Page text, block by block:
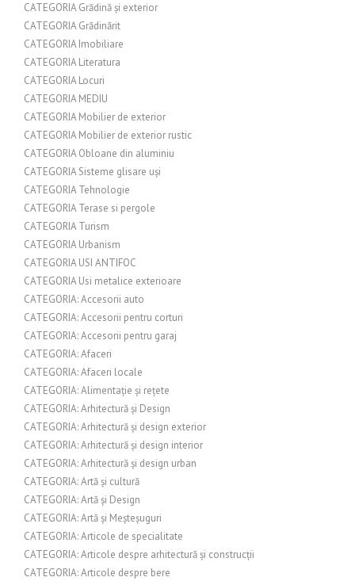
CATEGORIA Grădină și exterior
CATEGORIA Grădinărit
CATEGORIA Imobiliare
CATEGORIA Literatura
CATEGORIA Locuri
CATEGORIA MEDIU
CATEGORIA Mobilier de exterior
CATEGORIA Mobilier de exterior rustic
CATEGORIA Obloane din aluminiu
CATEGORIA Sisteme glisare uși
CATEGORIA Tehnologie
CATEGORIA Terase si pergole
CATEGORIA Turism
CATEGORIA Urbanism
CATEGORIA USI ANTIFOC
CATEGORIA Usi metalice exterioare
CATEGORIA: Accesorii auto
CATEGORIA: Accesorii pentru corturi
CATEGORIA: Accesorii pentru garaj
CATEGORIA: Afaceri
CATEGORIA: Afaceri locale
CATEGORIA: Alimentație și rețete
CATEGORIA: Arhitectură și Design
CATEGORIA: Arhitectură și design exterior
CATEGORIA: Arhitectură și design interior
CATEGORIA: Arhitectură și design urban
CATEGORIA: Artă și cultură
CATEGORIA: Artă și Design
CATEGORIA: Artă și Meșteșuguri
CATEGORIA: Articole de specialitate
CATEGORIA: Articole despre arhitectură și construcții
CATEGORIA: Articole despre bere